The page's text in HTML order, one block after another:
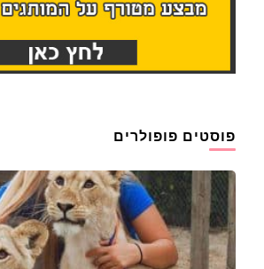
פוסטים פופולרים